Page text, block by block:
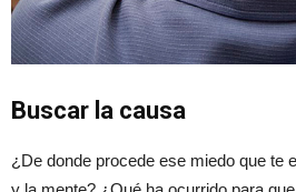
Buscar la causa
¿De donde procede ese miedo que te